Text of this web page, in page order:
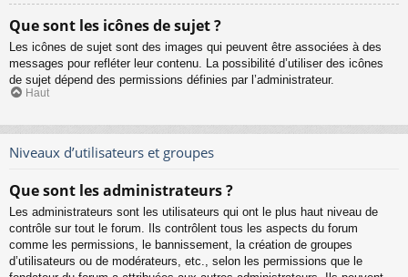
Que sont les icônes de sujet ?
Les icônes de sujet sont des images qui peuvent être associées à des
messages pour refléter leur contenu. La possibilité d’utiliser des icônes
de sujet dépend des permissions définies par l’administrateur.
Haut
Niveaux d’utilisateurs et groupes
Que sont les administrateurs ?
Les administrateurs sont les utilisateurs qui ont le plus haut niveau de
contrôle sur tout le forum. Ils contrôlent tous les aspects du forum
comme les permissions, le bannissement, la création de groupes
d’utilisateurs ou de modérateurs, etc., selon les permissions que le